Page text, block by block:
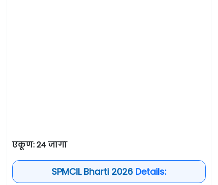
एकूण: 24 जागा
SPMCIL Bharti 2026 Details: